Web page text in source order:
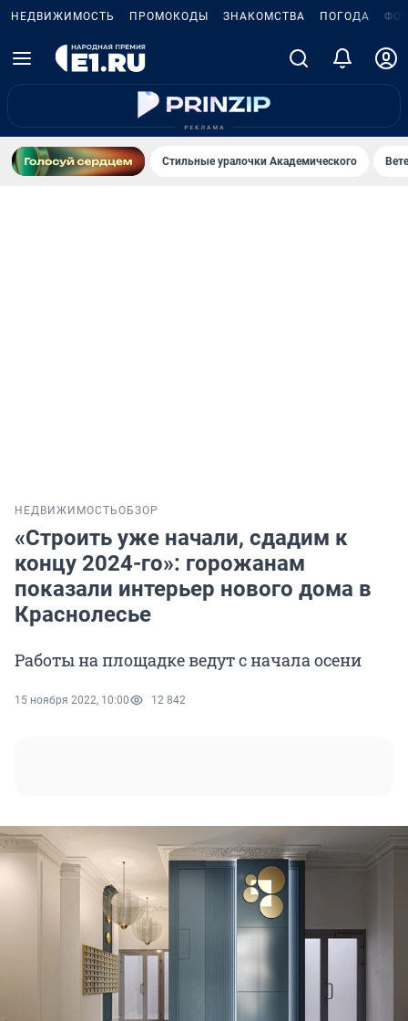
НЕДВИЖИМОСТЬ ПРОМОКОДЫ ЗНАКОМСТВА ПОГОДА
Стильные уралочки Академического
НЕДВИЖИМОСТЬОБЗОР
«Строить уже начали, сдадим к
концу 2024-го»: горожанам
показали интерьер нового дома в
Краснолесье
Работы на площадке ведут с начала осени
15 ноября 2022, 10:00 12 842